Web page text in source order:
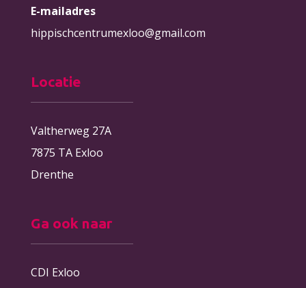
E-mailadres
hippischcentrumexloo@gmail.com
Locatie
Valtherweg 27A
7875 TA Exloo
Drenthe
Ga ook naar
CDI Exloo